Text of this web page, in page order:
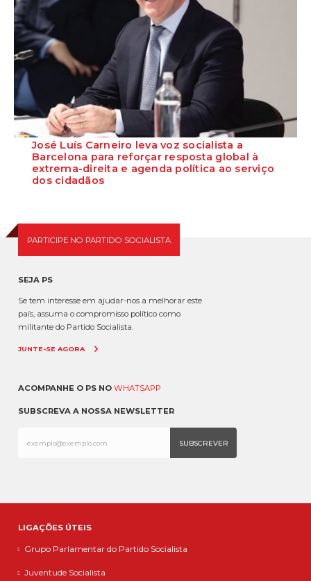
José Luís Carneiro leva voz socialista a
Barcelona para reforçar resposta global à
extrema-direita e agenda política ao serviço
dos cidadãos
PARTICIPE NO PARTIDO SOCIALISTA
SEJA PS
Se tem interesse em ajudar-nos a melhorar este
país, assuma o compromisso político como
militante do Partido Socialista.
JUNTE-SE AGORA
ACOMPANHE O PS NO WHATSAPP
SUBSCREVA A NOSSA NEWSLETTER
LIGAÇÕES ÚTEIS
Grupo Parlamentar do Partido Socialista
Juventude Socialista